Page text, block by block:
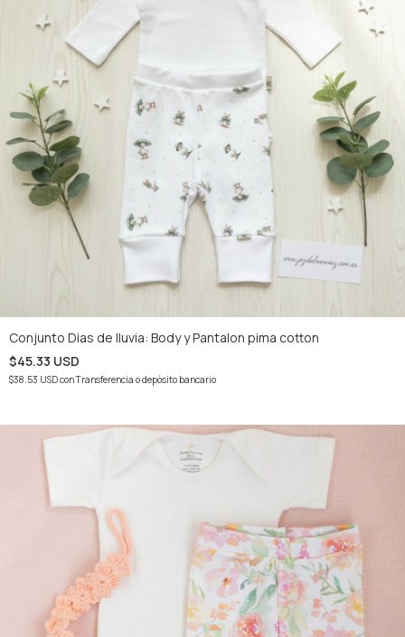
Conjunto Dias de lluvia: Body y Pantalon pima cotton
$45.33 USD
$38.53 USDconTransferencia o depósito bancario